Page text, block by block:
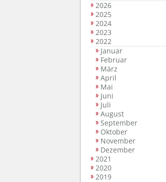
2026
2025
2024
2023
2022
Januar
Februar
März
April
Mai
Juni
Juli
August
September
Oktober
November
Dezember
2021
2020
2019